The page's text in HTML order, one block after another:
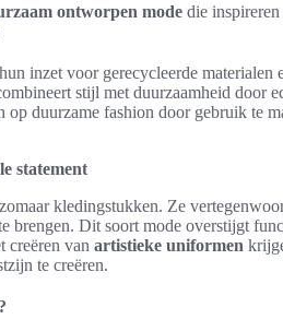
ontworpen mode die
inzet voor gerecycleerde materialen
stijl met duurzaamheid door
duurzame fashion door gebruik te
statement
kledingstukken. Ze
brengen. Dit soort mode overstijgt
creëren van artistieke uniformen
te creëren.